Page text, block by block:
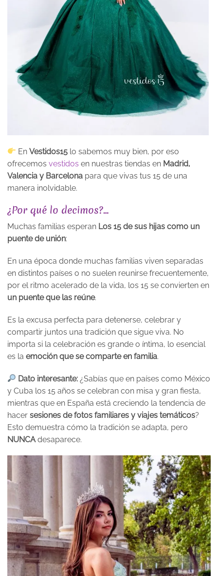
EnVestidos15 lo sabemos muy bien, por eso
ofrecemos vestidos en nuestras tiendas en Madrid,
Valencia y Barcelona para que vivas tus 15 de una
manera inolvidable.
¿Por qué lo decimos?…
Muchas familias esperan Los 15 de sus hijas como un
puente de unión:
En una época donde muchas familias viven separadas
en distintos países o no suelen reunirse frecuentemente,
por el ritmo acelerado de la vida, los 15 se convierten en
un puente que las reúne.
Es la excusa perfecta para detenerse, celebrar y
compartir juntos una tradición que sigue viva. No
importa si la celebración es grande o íntima, lo esencial
es la emoción que se comparte en familia.
Dato interesante: ¿Sabías que en países como México
y Cuba los 15 años se celebran con misa y gran fiesta,
mientras que en España está creciendo la tendencia de
hacer sesiones de fotos familiares y viajes temáticos?
Esto demuestra cómo la tradición se adapta, pero
NUNCA desaparece.